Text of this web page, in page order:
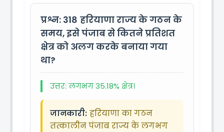
प्रश्न: 318 हरियाणा राज्य के गठन के
समय, इसे पंजाब से कितने प्रतिशत
क्षेत्र को अलग करके बनाया गया
था?
उत्तर: लगभग 35.18% क्षेत्र।
जानकारी: हरियाणा का गठन
तत्कालीन पंजाब राज्य के लगभग